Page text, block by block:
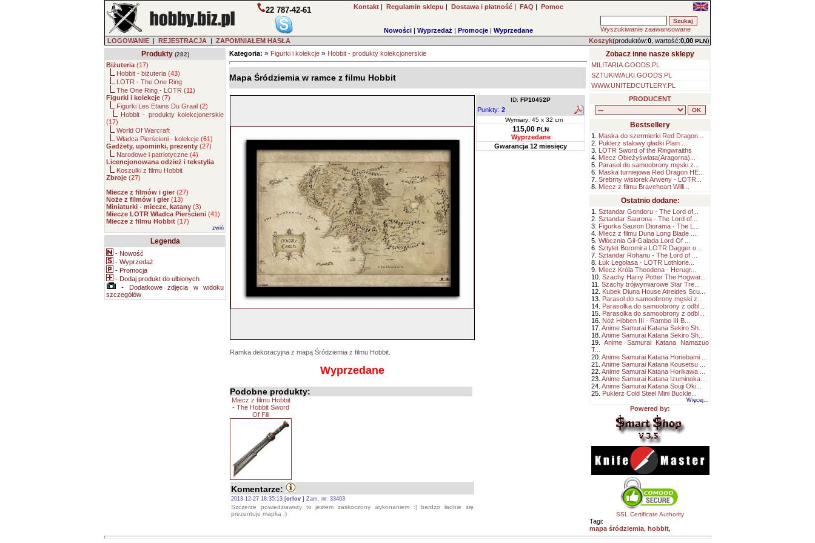
22 787-42-61 Kontakt | Regulamin sklepu | Dostawa i płatność | FAQ | Pomoc
Nowości | Wyprzedaż | Promocje | Wyprzedane
Wyszukiwanie zaawansowane
LOGOWANIE | REJESTRACJA | ZAPOMNIAŁEM HASŁA Koszyk(produktów:0 , wartość:0,00 PLN)
Produkty (282)
Biżuteria (17)
Hobbit - biżuteria (43)
LOTR - The One Ring
The One Ring - LOTR (11)
Figurki i kolekcje (7)
Figurki Les Etains Du Graal (2)
Hobbit - produkty kolekcjonerskie
(17)
World Of Warcraft
Władca Pierścieni - kolekcje (61)
Gadżety, upominki, prezenty (27)
Narodowe i patriotyczne (4)
Licencjonowana odzież i tekstylia
Koszulki z filmu Hobbit
Zbroje (27)
Miecze z filmów i gier (27)
Noże z filmów i gier (13)
Miniaturki - miecze, katany (3)
Miecze LOTR Władca Pierścieni (41)
Miecze z filmu Hobbit (17)
zwiń
Legenda
- Nowość
- Wyprzedaż
- Promocja
- Dodaj produkt do ulbionych
- Dodatkowe zdjęcia w widoku
szczegółów
Kategoria: » Figurki i kolekcje » Hobbit - produkty kolekcjonerskie
Mapa Śródziemia w ramce z filmu Hobbit
Ramka dekoracyjna z mapą Śródziemia z filmu Hobbit.
Wyprzedane
Podobne produkty:
Miecz z filmu Hobbit
- The Hobbit Sword
Of Fili
Komentarze:
2013-12-27 18:35:13 [orlov ] Zam. nr: 33403
Szczerze powiedziawszy to jestem zaskoczony wykonaniem :) bardzo ładnie się
prezentuje mapka :)
ID: FP10452P
Punkty: 2
Wymiary: 45 x 32 cm
115,00 PLN
Wyprzedane
Gwarancja 12 miesięcy
Zobacz inne nasze sklepy
MILITARIA.GOODS.PL
SZTUKIWALKI.GOODS.PL
WWW.UNITEDCUTLERY.PL
PRODUCENT
Bestsellery
1. Maska do szermierki Red Dragon...
2. Puklerz stalowy gładki Plain ...
3. LOTR Sword of the Ringwraiths
4. Miecz Obieżyświata(Aragorna)...
5. Parasol do samoobrony męski z...
6. Maska turniejowa Red Dragon HE...
7. Srebrny wisiorek Arweny - LOTR...
8. Miecz z filmu Braveheart Willi...
Ostatnio dodane:
1. Sztandar Gondoru - The Lord of...
2. Sztandar Saurona - The Lord of...
3. Figurka Sauron Diorama - The L...
4. Miecz z filmu Duna Long Blade ...
5. Włócznia Gil-Galada Lord Of ...
6. Sztylet Boromira LOTR Dagger o...
7. Sztandar Rohanu - The Lord of ...
8. Łuk Legolasa - LOTR Lothlorie...
9. Miecz Króla Theodena - Herugr...
10. Szachy Harry Potter The Hogwar...
11. Szachy trójwymiarowe Star Tre...
12. Kubek Diuna House Atreides Scu...
13. Parasol do samoobrony męski z...
14. Parasolka do samoobrony z odbl...
15. Parasolka do samoobrony z odbl...
16. Nóż Hibben III - Rambo III B...
17. Anime Samurai Katana Sekiro Sh...
18. Anime Samurai Katana Sekiro Sh...
19.Anime Samurai Katana Namazuo
T...
20. Anime Samurai Katana Honebami ...
21. Anime Samurai Katana Kousetsu ...
22. Anime Samurai Katana Horikawa ...
23. Anime Samurai Katana Izuminoka...
24. Anime Samurai Katana Souji Oki...
25. Puklerz Cold Steel Mini Buckle...
Więcej...
Powered by:
SSL Certificate Authority
Tagi:
mapa śródziemia hobbit